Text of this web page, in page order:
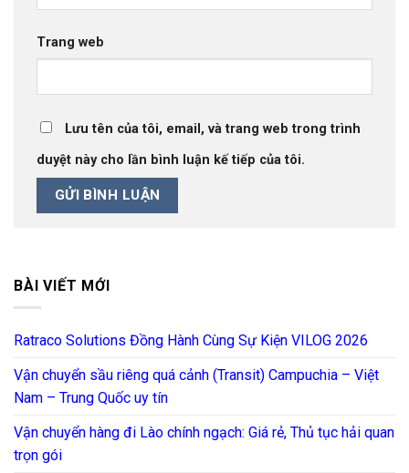
Trang web
Lưu tên của tôi, email, và trang web trong trình
duyệt này cho lần bình luận kế tiếp của tôi.
BÀI VIẾT MỚI
Ratraco Solutions Đồng Hành Cùng Sự Kiện VILOG 2026
Vận chuyển sầu riêng quá cảnh (Transit) Campuchia – Việt
Nam – Trung Quốc uy tín
Vận chuyển hàng đi Lào chính ngạch: Giá rẻ, Thủ tục hải quan
trọn gói